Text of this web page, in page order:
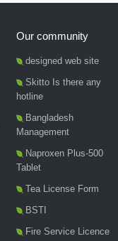
Our community
designed web site
Skitto Is there any
hotline
Bangladesh
Management
Naproxen Plus-500
Tablet
Tea License Form
BSTI
Fire Service Licence